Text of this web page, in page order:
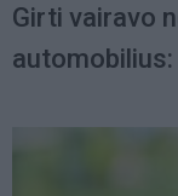
Girti vairavo